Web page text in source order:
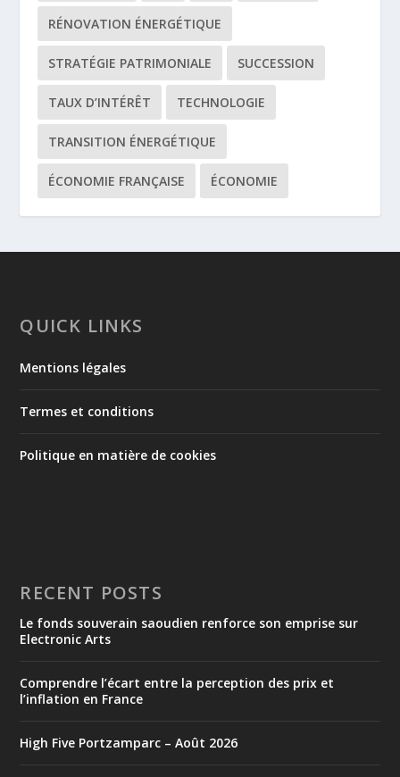
RÉNOVATION ÉNERGÉTIQUE
STRATÉGIE PATRIMONIALE SUCCESSION
TAUX D’INTÉRÊT TECHNOLOGIE
TRANSITION ÉNERGÉTIQUE
ÉCONOMIE FRANÇAISE ÉCONOMIE
QUICK LINKS
Mentions légales
Termes et conditions
Politique en matière de cookies
RECENT POSTS
Le fonds souverain saoudien renforce son emprise sur
Electronic Arts
Comprendre l’écart entre la perception des prix et
l’inflation en France
High Five Portzamparc – Août 2026